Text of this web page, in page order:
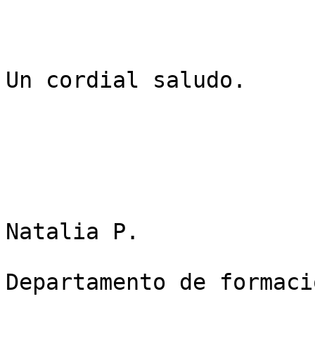
Un cordial saludo.
Natalia P.
Departamento de